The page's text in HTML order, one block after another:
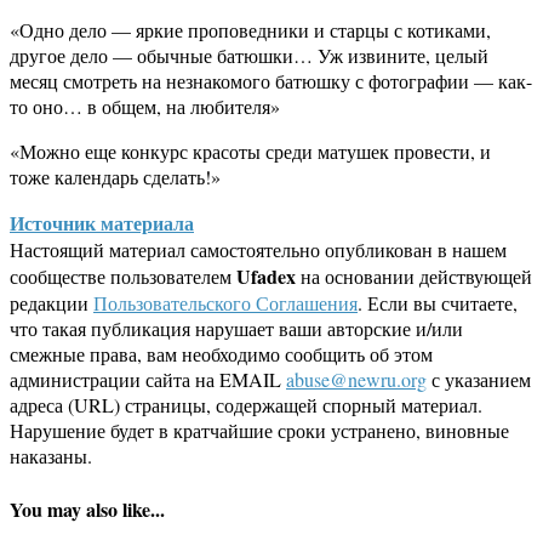
«Одно дело — яркие проповедники и старцы с котиками,
другое дело — обычные батюшки… Уж извините, целый
месяц смотреть на незнакомого батюшку с фотографии — как-
то оно… в общем, на любителя»
«Можно еще конкурс красоты среди матушек провести, и
тоже календарь сделать!»
Источник материала
Настоящий материал самостоятельно опубликован в нашем
сообществе пользователемUfadexна основании действующей
редакции Пользовательского Соглашения. Если вы считаете,
что такая публикация нарушает ваши авторские и/или
смежные права, вам необходимо сообщить об этом
администрации сайта на EMAILabuse@newru.orgс указанием
адреса (URL) страницы, содержащей спорный материал.
Нарушение будет в кратчайшие сроки устранено, виновные
наказаны.
You may also like...